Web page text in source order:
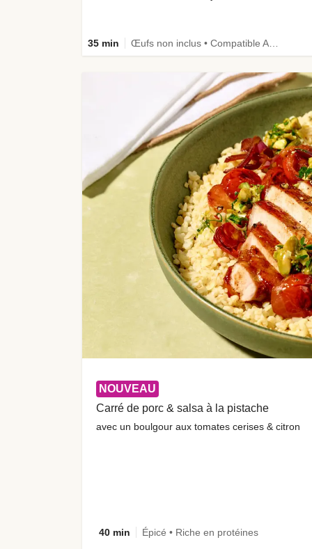
NOUVEAU
Carré de porc & salsa à la pistache
avec un boulgour aux tomates cerises & citron
40 min Épicé • Riche en protéines
35 min